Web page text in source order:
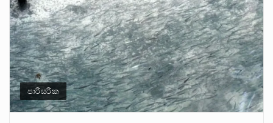
පාරිසරික